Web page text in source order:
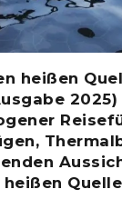
heißen
2025)